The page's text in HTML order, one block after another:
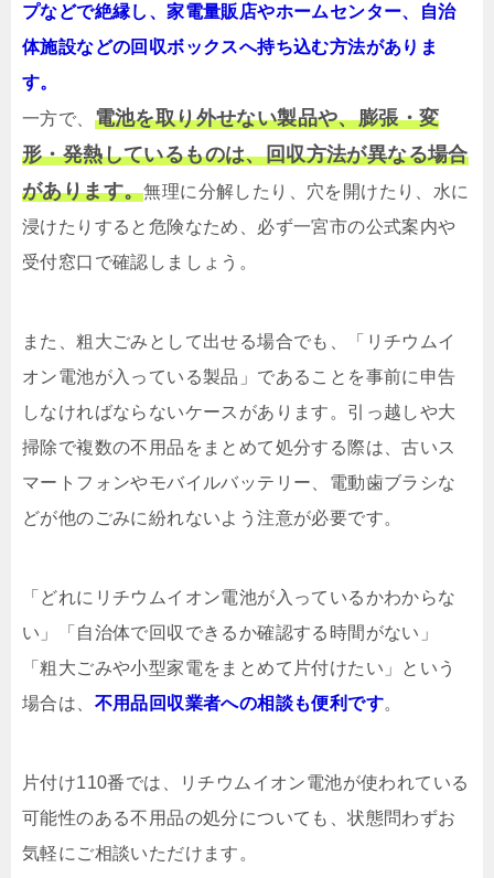
プなどで絶縁し、家電量販店やホームセンター、自治
体施設などの回収ボックスへ持ち込む方法がありま
す。
一方で、 電池を取り外せない製品や、膨張・変
形・発熱しているものは、回収方法が異なる場合
があります。無理に分解したり、穴を開けたり、水に
浸けたりすると危険なため、必ず一宮市の公式案内や
受付窓口で確認しましょう。
また、粗大ごみとして出せる場合でも、「リチウムイ
オン電池が入っている製品」であることを事前に申告
しなければならないケースがあります。引っ越しや大
掃除で複数の不用品をまとめて処分する際は、古いス
マートフォンやモバイルバッテリー、電動歯ブラシな
どが他のごみに紛れないよう注意が必要です。
「どれにリチウムイオン電池が入っているかわからな
い」「自治体で回収できるか確認する時間がない」
「粗大ごみや小型家電をまとめて片付けたい」という
場合は、 不用品回収業者への相談も便利です。
片付け110番では、リチウムイオン電池が使われている
可能性のある不用品の処分についても、状態問わずお
気軽にご相談いただけます。